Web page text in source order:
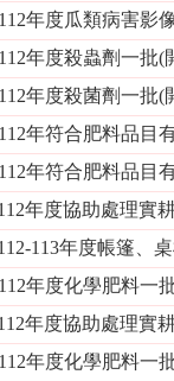
年度瓜類病害
年度殺蟲劑一批
年度殺菌劑一批
年符合肥料品目
年符合肥料品目
年度協助處理
113年度帳篷、
年度化學肥料一
年度協助處理
年度化學肥料一